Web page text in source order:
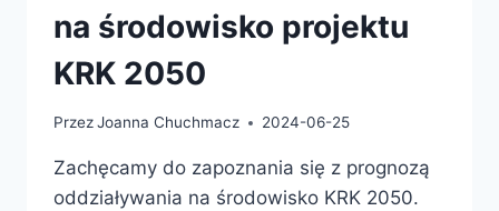
na środowisko projektu
KRK 2050
PrzezJoanna Chuchmacz 2024-06-25
Zachęcamy do zapoznania się z prognozą
oddziaływania na środowisko KRK 2050.